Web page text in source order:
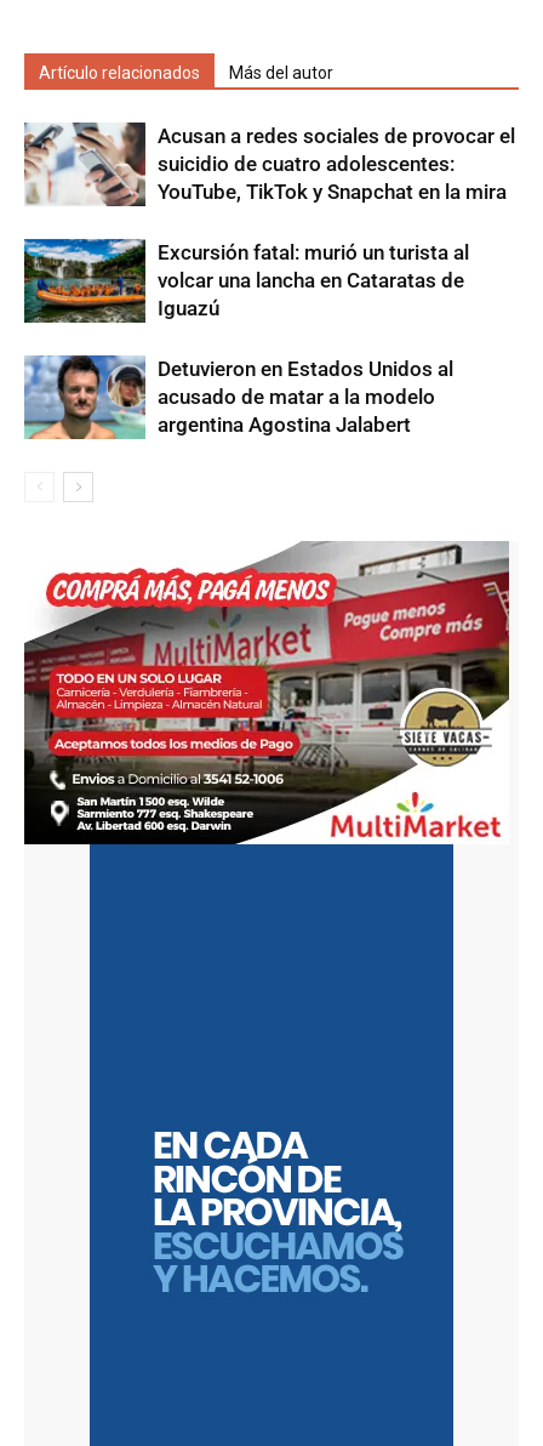
Artículo relacionados Más del autor
Acusan a redes sociales de provocar el
suicidio de cuatro adolescentes:
YouTube, TikTok y Snapchat en la mira
Excursión fatal: murió un turista al
volcar una lancha en Cataratas de
Iguazú
Detuvieron en Estados Unidos al
acusado de matar a la modelo
argentina Agostina Jalabert